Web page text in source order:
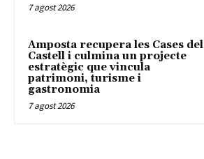
7 agost 2026
Amposta recupera les Cases del
Castell i culmina un projecte
estratègic que vincula
patrimoni, turisme i
gastronomia
7 agost 2026